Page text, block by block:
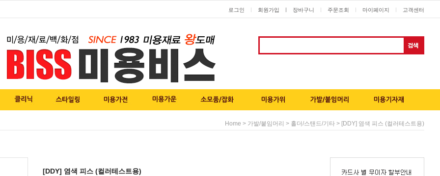
로그인 회원가입 ㅣ 장바구니 주문조회 마이페이지 고객센터
Home > 가발/붙임머리 > 홀더/스탠드/기타> [DDY] 염색 피스 (컬러테스트용)
[DDY] 염색 피스 (컬러테스트용)